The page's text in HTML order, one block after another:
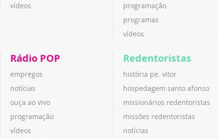
vídeos
programação
programas
vídeos
Rádio POP
empregos
notícias
ouça ao vivo
programação
vídeos
Redentoristas
história pe. vitor
hospedagem santo afonso
missionários redentoristas
missões redentoristas
notícias